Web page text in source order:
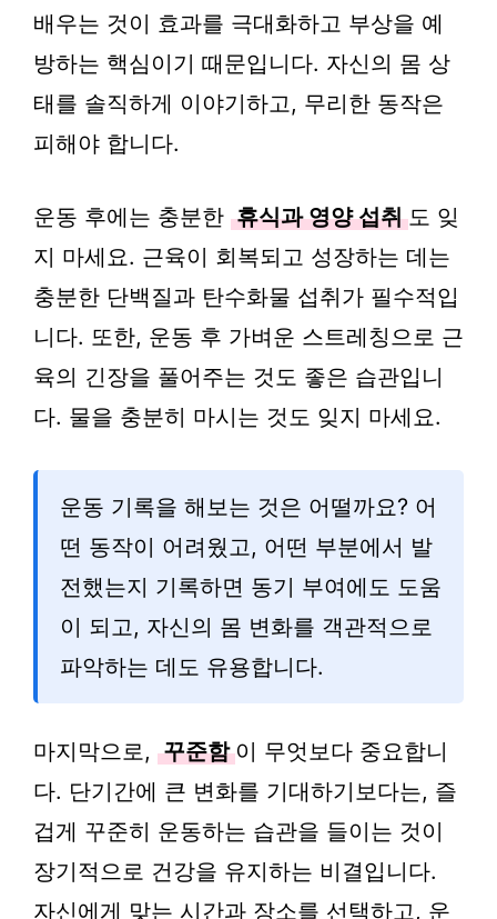
배우는 것이 효과를 극대화하고 부상을 예
방하는 핵심이기 때문입니다. 자신의 몸 상
태를 솔직하게 이야기하고, 무리한 동작은
피해야 합니다.
운동 후에는 충분한 휴식과 영양 섭취 도 잊
지 마세요. 근육이 회복되고 성장하는 데는
충분한 단백질과 탄수화물 섭취가 필수적입
니다. 또한, 운동 후 가벼운 스트레칭으로 근
육의 긴장을 풀어주는 것도 좋은 습관입니
다. 물을 충분히 마시는 것도 잊지 마세요.
운동 기록을 해보는 것은 어떨까요? 어
떤 동작이 어려웠고, 어떤 부분에서 발
전했는지 기록하면 동기 부여에도 도움
이 되고, 자신의 몸 변화를 객관적으로
파악하는 데도 유용합니다.
마지막으로, 꾸준함 이 무엇보다 중요합니
다. 단기간에 큰 변화를 기대하기보다는, 즐
겁게 꾸준히 운동하는 습관을 들이는 것이
장기적으로 건강을 유지하는 비결입니다.
자신에게 맞는 시간과 장소를 선택하고, 운